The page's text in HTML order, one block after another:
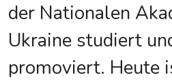
der Nationalen
Ukraine studiert
promoviert. Heute